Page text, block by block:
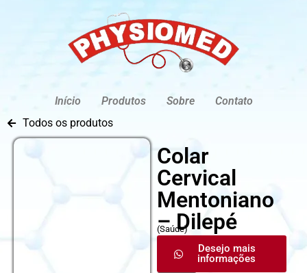
Início Produtos Sobre
Contato
Todos os produtos
Colar
Cervical
Mentoniano
– Dilepé
(Saúde)
Desejo mais
informações